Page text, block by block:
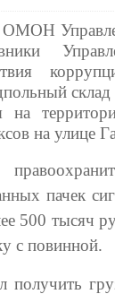
на
на улице
пачек
500 тысяч
с повинной.
получить